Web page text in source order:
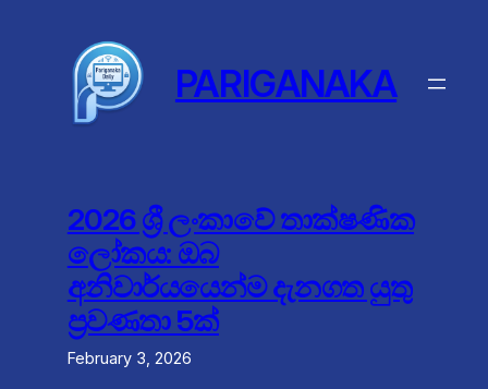
PARIGANAKA
2026 ශ්‍රී ලංකාවේ තාක්ෂණික
ලෝකය: ඔබ
අනිවාර්යයෙන්ම දැනගත යුතු
ප්‍රවණතා 5ක්
February 3, 2026